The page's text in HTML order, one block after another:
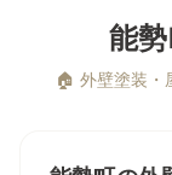
能
🏠 外壁塗装・